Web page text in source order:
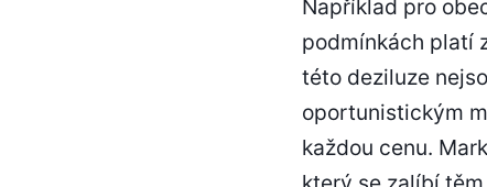
Například pro
podmínkách platí
této deziluze
oportunistickým
každou cenu.